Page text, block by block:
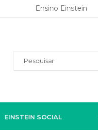
Ensino Einstein
EINSTEIN SOCIAL